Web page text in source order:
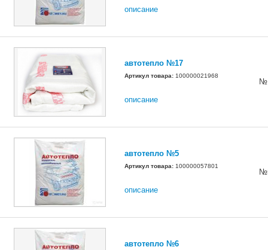
описание
автотепло №17
Артикул товара: 100000021968
описание
автотепло №5
Артикул товара: 100000057801
описание
автотепло №6